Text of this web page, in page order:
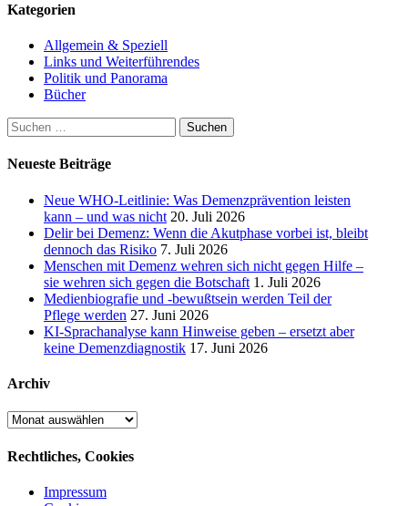
Kategorien
Allgemein & Speziell
Links und Weiterführendes
Politik und Panorama
Bücher
Suchen
nach:
Neueste Beiträge
Neue WHO-Leitlinie: Was Demenzprävention leisten
kann – und was nicht 20. Juli 2026
Delir bei Demenz: Wenn die Akutphase vorbei ist, bleibt
dennoch das Risiko 7. Juli 2026
Menschen mit Demenz wehren sich nicht gegen Hilfe –
sie wehren sich gegen die Botschaft 1. Juli 2026
Medienbiografie und -bewußtsein werden Teil der
Pflege werden 27. Juni 2026
KI-Sprachanalyse kann Hinweise geben – ersetzt aber
keine Demenzdiagnostik 17. Juni 2026
Archiv
Archiv
Rechtliches, Cookies
Impressum